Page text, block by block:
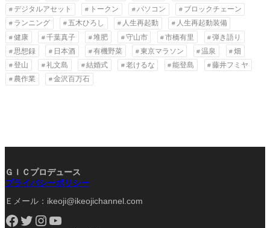
デジタルアセット
トークン パソコン
ブロックチェーン
ランニング
五木ひろし 人生再起動
人生再起動装備
健康
千葉真子 堆肥 守山市 市橋有里
弾き語り
思想録
日本酒 有機野菜 東京マラソン 温泉
畑
登山
礼文島 結婚式 老けるな 能登島
藤井フミヤ
農作業
金沢百万石
ＧＩＣプロデュース
プライバシーポリシー
Ｅメール：ikeoji@ikeojichannel.com
Facebook Twitter Instagram YouTube